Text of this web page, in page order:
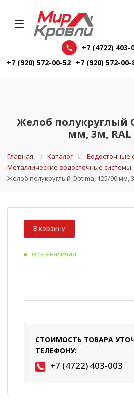
+7 (4722) 403-
+7 (920) 572-00-52 +7 (920) 572-00-
Желоб полукруглый
мм, 3м, RAL
Главная Каталог
Водосточные
Металлические водосточные системы
Желоб полукруглый Optima, 125/90 мм,
В корзину
есть в наличии
СТОИМОСТЬ ТОВАРА
ТЕЛЕФОНУ:
+7 (4722) 403-003